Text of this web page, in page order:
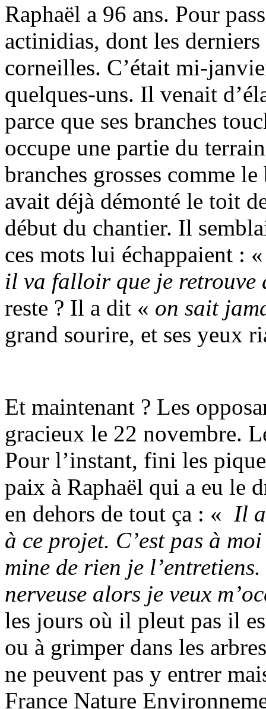
Raphaël a 96 ans. Pour
actinidias, dont les
corneilles. C’était mi-
quelques-uns. Il venait
parce que ses branches
occupe une partie du
branches grosses comme
avait déjà démonté le toit
début du chantier. Il
ces mots lui échappaient :
il va falloir que je retrouve
reste ? Il a dit « on sait
grand sourire, et ses yeux
Et maintenant ? Les
gracieux le 22 novembre.
Pour l’instant, fini les
paix à Raphaël qui a eu le
en dehors de tout ça : « Il
à ce projet. C’est pas à
mine de rien je
nerveuse alors je veux
les jours où il pleut pas il
ou à grimper dans les
ne peuvent pas y entrer
France Nature